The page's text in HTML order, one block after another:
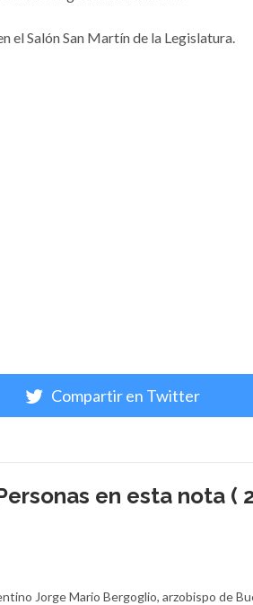
el Salón San Martín de la Legislatura.
Compartir en Twitter
en esta nota (
Jorge Mario Bergoglio, arzobispo de